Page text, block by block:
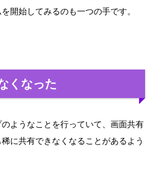
開始してみるのも一つの手です。
くなった
ようなことを行っていて、画面共有
に共有できなくなることがあるよう